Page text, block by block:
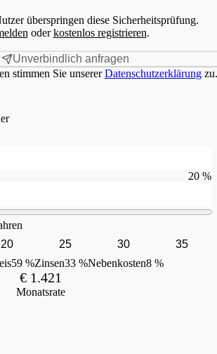
überspringen diese Sicherheitsprüfung.
oderkostenlos registrieren.
Unverbindlich anfragen
stimmen Sie unsererDatenschutzerklärung zu.
20 %
20 25 30
35
59 %Zinsen33 %Nebenkosten8 %
€ 1.421
Monatsrate